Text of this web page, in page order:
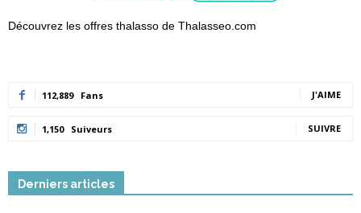
Découvrez les offres thalasso de Thalasseo.com
112,889 Fans J'AIME
1,150 Suiveurs SUIVRE
Derniers articles